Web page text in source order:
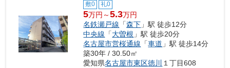
敷0 礼0
5万円～5.3万円
名鉄瀬戸線 「森下 」駅 徒歩12分
中央線 「大曽根 」駅 徒歩20分
名古屋市営桜通線 「車道 」駅 徒歩14分
築30年 / 30.50㎡
愛知県名古屋市東区徳川 １丁目608